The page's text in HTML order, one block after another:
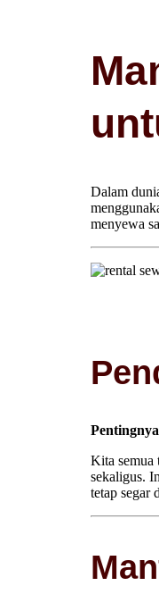
Dalam
menyewa
Kita semua
sekaligus.
tetap segar